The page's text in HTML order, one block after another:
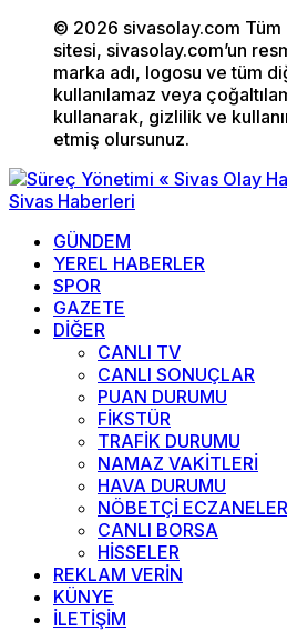
© 2026 sivasolay.com Tüm
sitesi, sivasolay.com’un
marka adı, logosu ve tüm
kullanılamaz veya
kullanarak, gizlilik ve
etmiş olursunuz.
GÜNDEM
YEREL HABERLER
SPOR
GAZETE
DİĞER
CANLI TV
CANLI SONUÇLAR
PUAN DURUMU
FİKSTÜR
TRAFİK DURUMU
NAMAZ VAKİTLERİ
HAVA DURUMU
NÖBETÇİ ECZANELER
CANLI BORSA
HİSSELER
REKLAM VERİN
KÜNYE
İLETİŞİM